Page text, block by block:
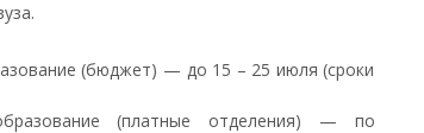
(бюджет) — до 15 – 25 июля (сроки
(платные отделения) — по